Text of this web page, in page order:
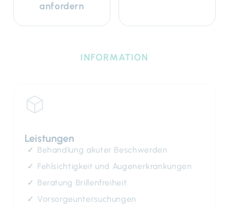
anfordern
INFORMATION
Leistungen
Behandlung akuter Beschwerden
Fehlsichtigkeit und Augenerkrankungen
Beratung Brillenfreiheit
Vorsorgeuntersuchungen